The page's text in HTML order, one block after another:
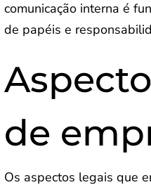
comunicação interna é
de papéis e
de
Os aspectos legais que